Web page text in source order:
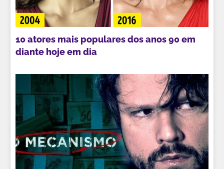
10 atores mais populares dos anos 90 em
diante hoje em dia